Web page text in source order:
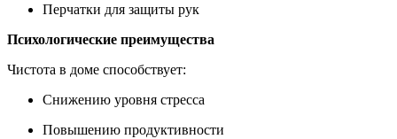
Перчатки для защиты рук
Психологические преимущества
Чистота в доме способствует:
Снижению уровня стресса
Повышению продуктивности